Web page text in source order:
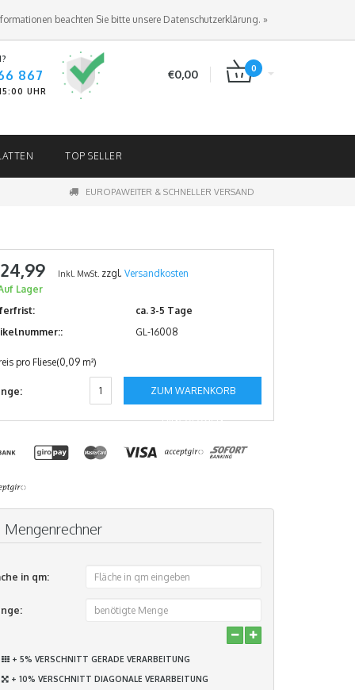
ANMELDEN KUNDENKONTO ANLEGEN
867
UHR
€0,00 0
TOP SELLER
EUROPAWEITER & SCHNELLER VERSAND
Inkl. MwSt. zzgl. Versandkosten
Lager
ca. 3-5 Tage
GL-16008
pro Fliese(0,09 m²)
ZUM WARENKORB
HINZUFÜGEN
Mengenrechner
in qm:
+ 5% VERSCHNITT GERADE VERARBEITUNG
+ 10% VERSCHNITT DIAGONALE VERARBEITUNG
beachten Sie bitte unsere Datenschutzerklärung. »